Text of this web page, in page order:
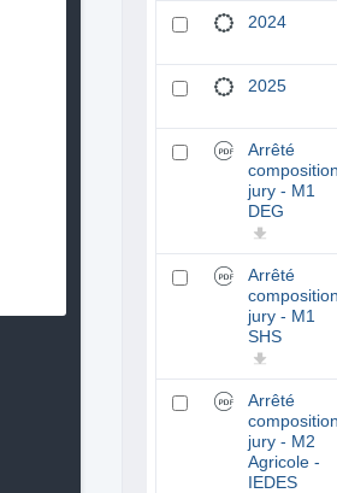
2024
2025
Arrêté
jury - M1
DEG
Arrêté
jury - M1
SHS
Arrêté
jury - M2
Agricole -
IEDES